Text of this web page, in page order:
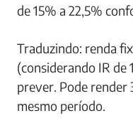
de 15% a 22,5%
Traduzindo: renda
(considerando IR de
prever. Pode
mesmo período.